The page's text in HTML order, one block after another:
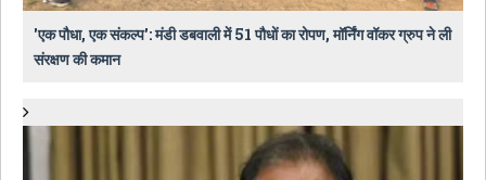
​'एक पौधा, एक संकल्प': मंडी डबवाली में 51 पौधों का रोपण, मॉर्निंग वॉकर ग्रुप ने ली
संरक्षण की कमान